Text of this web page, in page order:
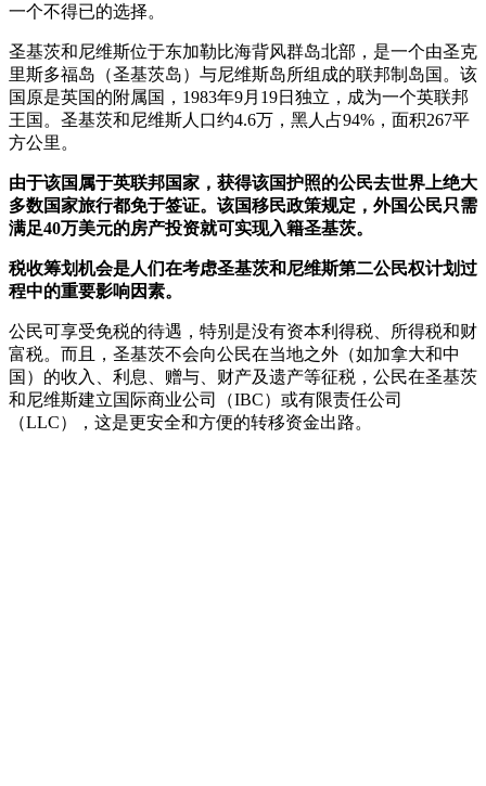
一个不得已的选择。
圣基茨和尼维斯位于东加勒比海背风群岛北部，是一个由圣克
里斯多福岛（圣基茨岛）与尼维斯岛所组成的联邦制岛国。该
国原是英国的附属国，1983年9月19日独立，成为一个英联邦
王国。圣基茨和尼维斯人口约4.6万，黑人占94%，面积267平
方公里。
由于该国属于英联邦国家，获得该国护照的公民去世界上绝大
多数国家旅行都免于签证。该国移民政策规定，外国公民只需
满足40万美元的房产投资就可实现入籍圣基茨。
税收筹划机会是人们在考虑圣基茨和尼维斯第二公民权计划过
程中的重要影响因素。
公民可享受免税的待遇，特别是没有资本利得税、所得税和财
富税。而且，圣基茨不会向公民在当地之外（如加拿大和中
国）的收入、利息、赠与、财产及遗产等征税，公民在圣基茨
和尼维斯建立国际商业公司（IBC）或有限责任公司
（LLC），这是更安全和方便的转移资金出路。